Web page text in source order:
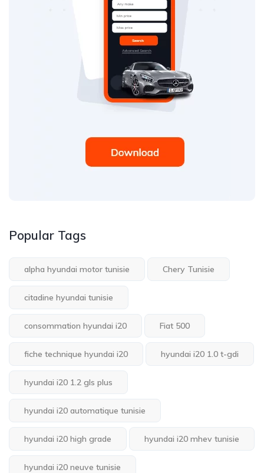
Popular Tags
alpha hyundai motor tunisie Chery Tunisie
citadine hyundai tunisie
consommation hyundai i20 Fiat 500
fiche technique hyundai i20 hyundai i20 1.0 t-gdi
hyundai i20 1.2 gls plus
hyundai i20 automatique tunisie
hyundai i20 high grade hyundai i20 mhev tunisie
hyundai i20 neuve tunisie